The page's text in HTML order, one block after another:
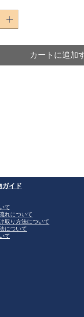
カートに追加
ガイド
て
れについて
取り方法について
について
て